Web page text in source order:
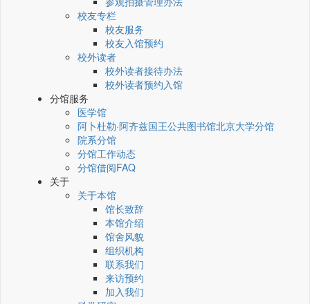
校友专栏
校友服务
校友入馆预约
校外读者
校外读者接待办法
校外读者预约入馆
分馆服务
医学馆
阿卜杜勒·阿齐兹国王公共图书馆北京大学分馆
院系分馆
分馆工作动态
分馆借阅FAQ
关于
关于本馆
馆长致辞
本馆介绍
馆舍风貌
组织机构
联系我们
来访预约
加入我们